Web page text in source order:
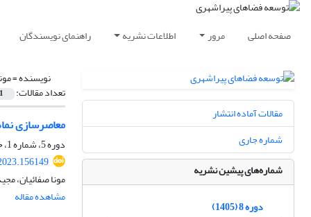
صفحه اصلی مرور اطلاعات نشریه راهنمای نویسندگان
نویسنده =
تعداد مقالات: 1
معاصرسازی
دوره 5، شماره 1، خرداد 1402، صفحه
مونا صفائیان،
مشاهده مقاله
مقالات آماده انتشار
شماره جاری
شماره‌های پیشین نشریه
دوره 8 (1405)